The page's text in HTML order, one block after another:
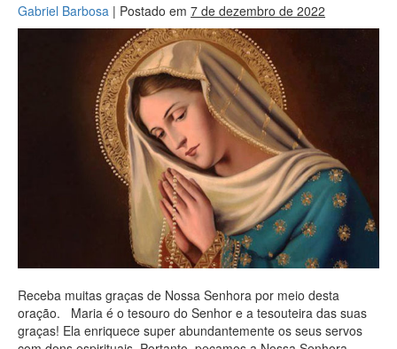
Gabriel Barbosa | Postado em 7 de dezembro de 2022
Receba muitas graças de Nossa Senhora por meio desta
oração. Maria é o tesouro do Senhor e a tesouteira das suas
graças! Ela enriquece super abundantemente os seus servos